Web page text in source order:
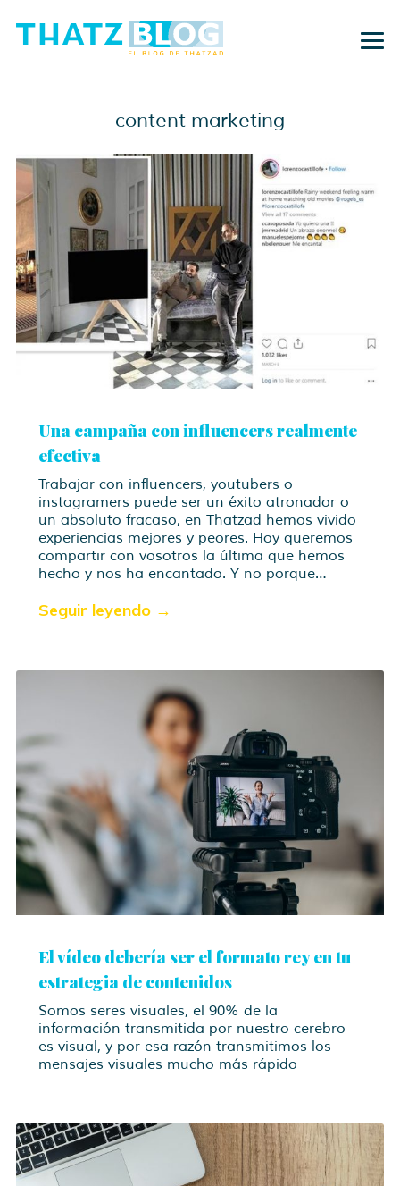
content marketing
Una campaña con influencers realmente
efectiva
Trabajar con influencers, youtubers o
instagramers puede ser un éxito atronador o
un absoluto fracaso, en Thatzad hemos vivido
experiencias mejores y peores. Hoy queremos
compartir con vosotros la última que hemos
hecho y nos ha encantado. Y no porque…
Seguir leyendo →
El vídeo debería ser el formato rey en tu
estrategia de contenidos
Somos seres visuales, el 90% de la
información transmitida por nuestro cerebro
es visual, y por esa razón transmitimos los
mensajes visuales mucho más rápido